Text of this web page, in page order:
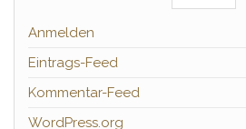
Anmelden
Eintrags-Feed
Kommentar-Feed
WordPress.org